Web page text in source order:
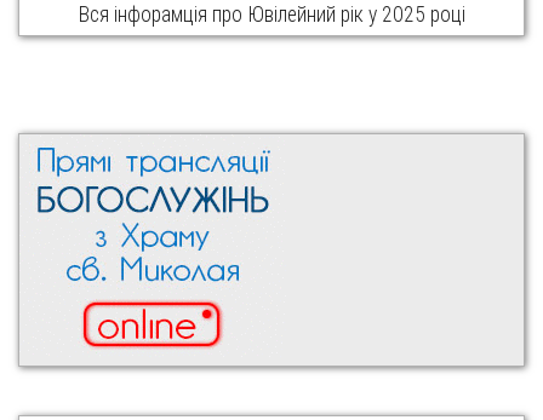
Вся інфорамція про Ювілейний рік у 2025 році